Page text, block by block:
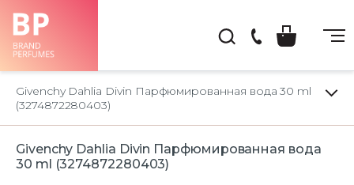
66-
22
Givenchy Dahlia Divin Парфюмированная вода 30 ml
(3274872280403)
Givenchy Dahlia Divin Парфюмированная вода
30 ml (3274872280403)